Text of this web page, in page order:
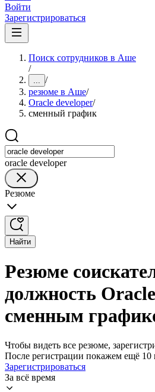
Войти
Зарегистрироваться
Поиск сотрудников в Аше
/
... /
резюме в Аше/
Oracle developer/
сменный график
oracle developer
Резюме
Найти
Резюме
должность
сменным
Чтобы видеть все резюме,
После регистрации покажем ещё 10
Зарегистрироваться
За всё время